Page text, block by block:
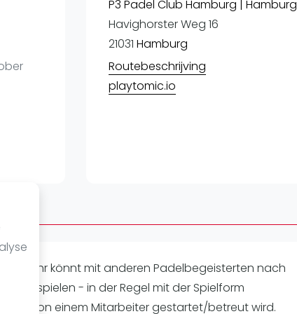
P3 Padel Club Hamburg | Hamburg
Havighorster Weg 16
21031 Hamburg
Routebeschrijving
playtomic.io
Work. Ihr könnt mit anderen Padelbegeisterten nach
spielen - in der Regel mit der Spielform
von einem Mitarbeiter gestartet/betreut wird.